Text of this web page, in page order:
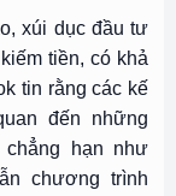
xúi dục đầu tư
tiền, có khả
tin rằng các kế
đến những
hạn như
chương trình